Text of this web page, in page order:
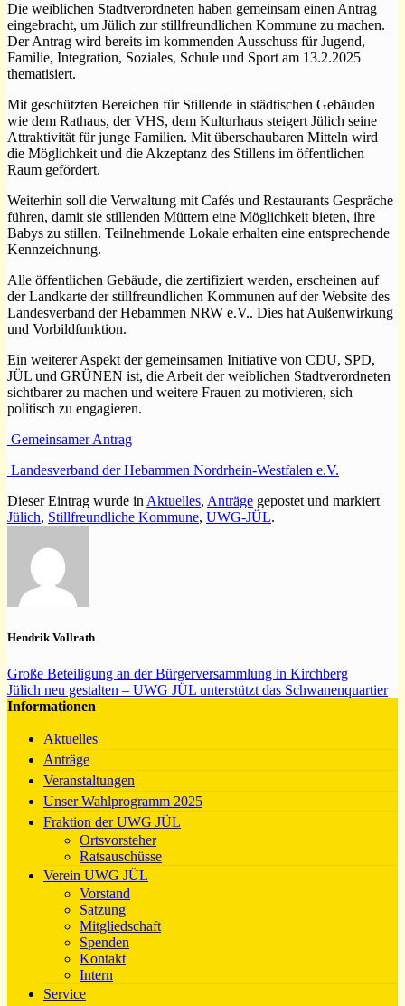
Die weiblichen Stadtverordneten haben gemeinsam einen Antrag
eingebracht, um Jülich zur stillfreundlichen Kommune zu machen.
Der Antrag wird bereits im kommenden Ausschuss für Jugend,
Familie, Integration, Soziales, Schule und Sport am 13.2.2025
thematisiert.
Mit geschützten Bereichen für Stillende in städtischen Gebäuden
wie dem Rathaus, der VHS, dem Kulturhaus steigert Jülich seine
Attraktivität für junge Familien. Mit überschaubaren Mitteln wird
die Möglichkeit und die Akzeptanz des Stillens im öffentlichen
Raum gefördert.
Weiterhin soll die Verwaltung mit Cafés und Restaurants Gespräche
führen, damit sie stillenden Müttern eine Möglichkeit bieten, ihre
Babys zu stillen. Teilnehmende Lokale erhalten eine entsprechende
Kennzeichnung.
Alle öffentlichen Gebäude, die zertifiziert werden, erscheinen auf
der Landkarte der stillfreundlichen Kommunen auf der Website des
Landesverband der Hebammen NRW e.V.. Dies hat Außenwirkung
und Vorbildfunktion.
Ein weiterer Aspekt der gemeinsamen Initiative von CDU, SPD,
JÜL und GRÜNEN ist, die Arbeit der weiblichen Stadtverordneten
sichtbarer zu machen und weitere Frauen zu motivieren, sich
politisch zu engagieren.
Gemeinsamer Antrag
Landesverband der Hebammen Nordrhein-Westfalen e.V.
Dieser Eintrag wurde in Aktuelles, Anträge gepostet und markiert
Jülich, Stillfreundliche Kommune, UWG-JÜL.
Hendrik Vollrath
Große Beteiligung an der Bürgerversammlung in Kirchberg
Jülich neu gestalten – UWG JÜL unterstützt das Schwanenquartier
Informationen
Aktuelles
Anträge
Veranstaltungen
Unser Wahlprogramm 2025
Fraktion der UWG JÜL
Ortsvorsteher
Ratsauschüsse
Verein UWG JÜL
Vorstand
Satzung
Mitgliedschaft
Spenden
Kontakt
Intern
Service